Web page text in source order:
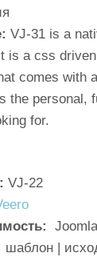
VJ-31 is a
is a css
comes with
the personal,
for.
VJ-22
шаблон |